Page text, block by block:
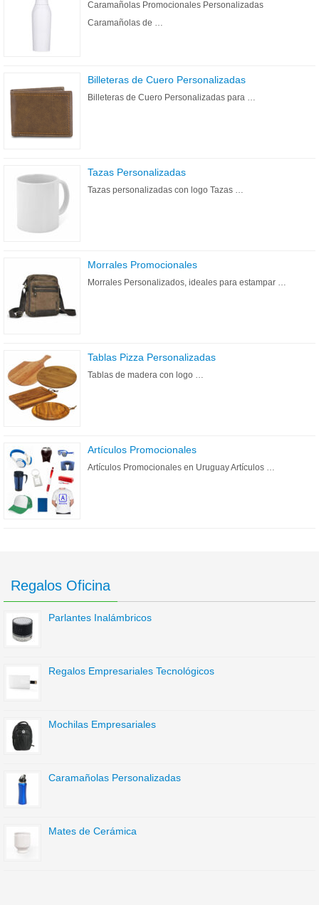
Caramañolas Promocionales Personalizadas
Caramañolas de …
Billeteras de Cuero Personalizadas
Billeteras de Cuero Personalizadas para …
Tazas Personalizadas
Tazas personalizadas con logo Tazas …
Morrales Promocionales
Morrales Personalizados, ideales para estampar …
Tablas Pizza Personalizadas
Tablas de madera con logo …
Artículos Promocionales
Artículos Promocionales en Uruguay Artículos …
Regalos Oficina
Parlantes Inalámbricos
Regalos Empresariales Tecnológicos
Mochilas Empresariales
Caramañolas Personalizadas
Mates de Cerámica